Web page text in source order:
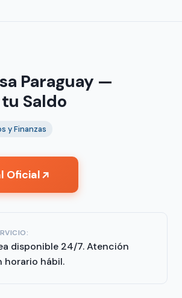
Paraguay —
Saldo
y Finanzas
Oficial↗
disponible 24/7. Atención
horario hábil.